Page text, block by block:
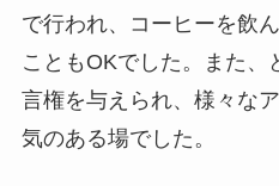
で行われ、コーヒーを飲
こともOKでした。また、
言権を与えられ、様々な
気のある場でした。